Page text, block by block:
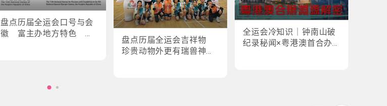
盘点历届全运会口号与会
徽 富主办地方特色 数
盘点历届全运会吉祥物
珍贵动物外更有瑞兽神话
全运会冷知识｜钟南山破
纪录秘闻×粤港澳首合办